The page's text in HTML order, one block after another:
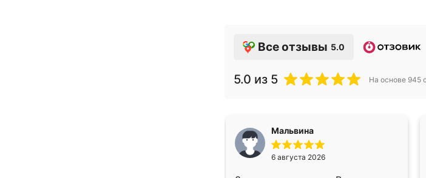
Все отзывы 5.0
5.0 из 5 На основе 945
Мальвина
6 августа 2026